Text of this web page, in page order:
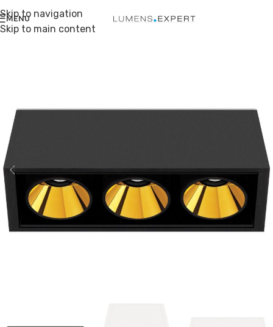
Skip to navigation
Skip to main content
MENU